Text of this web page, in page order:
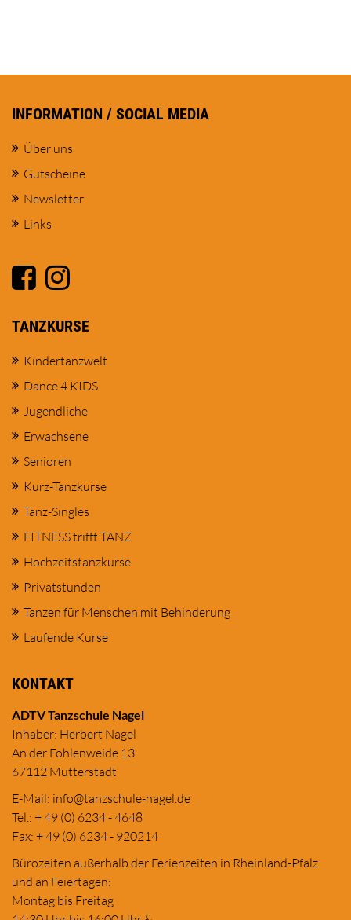
INFORMATION / SOCIAL MEDIA
Über uns
Gutscheine
Newsletter
Links
TANZKURSE
Kindertanzwelt
Dance 4 KIDS
Jugendliche
Erwachsene
Senioren
Kurz-Tanzkurse
Tanz-Singles
FITNESS trifft TANZ
Hochzeitstanzkurse
Privatstunden
Tanzen für Menschen mit Behinderung
Laufende Kurse
KONTAKT
ADTV Tanzschule Nagel
Inhaber: Herbert Nagel
An der Fohlenweide 13
67112 Mutterstadt
E-Mail: info@tanzschule-nagel.de
Tel.: + 49 (0) 6234 - 4648
Fax: + 49 (0) 6234 - 920214
Bürozeiten außerhalb der Ferienzeiten in Rheinland-Pfalz
und an Feiertagen:
Montag bis Freitag